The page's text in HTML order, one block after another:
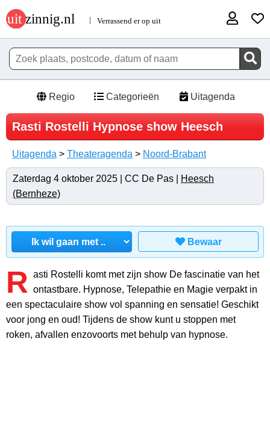
Regio Categorieën Uitagenda
Rasti Rostelli Hypnose show Heesch
Uitagenda > Theateragenda > Noord-Brabant
Zaterdag 4 oktober 2025 | CC De Pas |
Heesch
(Bernheze)
Bewaar
R asti Rostelli komt met zijn show De fascinatie van het
ontastbare. Hypnose, Telepathie en Magie verpakt in
een spectaculaire show vol spanning en sensatie! Geschikt
voor jong en oud! Tijdens de show kunt u stoppen met
roken, afvallen enzovoorts met behulp van hypnose.